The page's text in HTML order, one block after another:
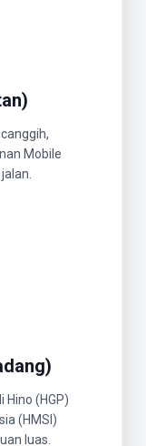
Mobile
Hino (HGP)
(HMSI)
luas.